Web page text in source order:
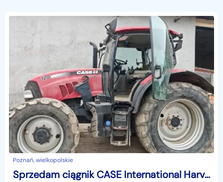
Poznań, wielkopolskie
Sprzedam ciągnik CASE International Harvester MAXXUM 125 rocznik 2012